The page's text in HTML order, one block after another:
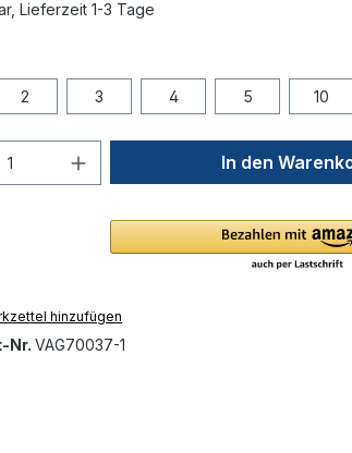
Lieferzeit 1-3 Tage
2 3 4 5 10
Anzahl: Gib denIn den
hinzufügen
Nr. VAG70037-1